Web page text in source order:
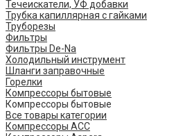
Течеискатели, УФ добавки
Трубка капиллярная с гайками
Труборезы
Фильтры
Фильтры De-Na
Холодильный инструмент
Шланги заправочные
Горелки
Компрессоры бытовые
Компрессоры бытовые
Все товары категории
Компрессоры ACC